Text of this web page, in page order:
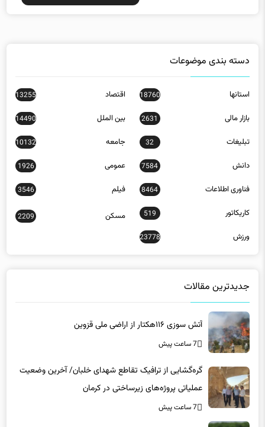
دسته بندی موضوعات
استانها 18760 اقتصاد 13255
بازار مالی 2631 بین الملل 14490
تبلیغات 32 جامعه 10132
دانش 7584 عمومی 1926
فناوری اطلاعات 8464 فیلم 3546
کاریکاتور 519 مسکن 2209
ورزش 23778
جدیدترین مقالات
آتش سوزی ۱۱۶هکتار از اراضی ملی قزوین
7 ساعت پیش
گره‌گشایی از ترافیک تقاطع شهدای خلبان/ آخرین وضعیت
عملیاتی پروژه‌های زیرساختی در کرمان
7 ساعت پیش